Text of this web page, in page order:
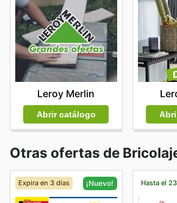
Leroy Merlin
Abrir catálogo
Otras ofertas de
Expira en 3 días ¡Nuevo! Hasta el